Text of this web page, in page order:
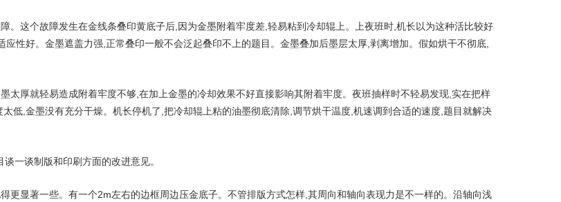
。这个故障发生在金线条叠印黄底子后,因为金墨附着牢度差,轻易粘到冷却辊上。上夜班时,机长以为这种活比较好
性好。金墨遮盖力强,正常叠印一般不会泛起叠印不上的题目。金墨叠加后墨层太厚,剥离增加。假如烘干不彻底,
太厚就轻易造成附着牢度不够,在加上金墨的冷却效果不好直接影响其附着牢度。夜班抽样时不轻易发现,实在把样
低,金墨没有充分干燥。机长停机了,把冷却辊上粘的油墨彻底清除,调节烘干温度,机速调到合适的速度,题目就解决
一谈制版和印刷方面的改进意见。
更显著一些。有一个2m左右的边框周边压金底子。不管排版方式怎样,其周向和轴向表现力是不一样的。沿轴向浅